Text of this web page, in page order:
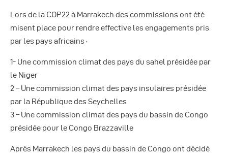
Lors de la COP22 à Marrakech des commissions ont été
misent place pour rendre effective les engagements pris
par les pays africains :
1- Une commission climat des pays du sahel présidée par
le Niger
2 – Une commission climat des pays insulaires présidée
par la République des Seychelles
3 – Une commission climat des pays du bassin de Congo
présidée pour le Congo Brazzaville
Après Marrakech les pays du bassin de Congo ont décidé